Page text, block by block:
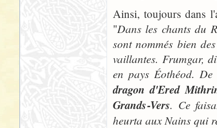
Ainsi, toujours dans
"Dans les chants du
sont nommés bien
vaillantes. Frumgar,
en pays Éothéod.
dragon d'Ered
Grands‑Vers. Ce
heurta aux Nains qui